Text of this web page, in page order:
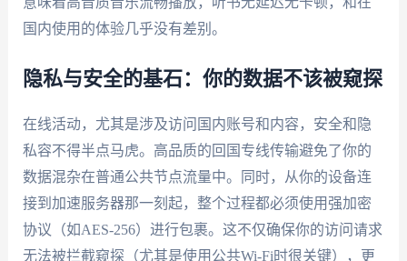
国内使用的体验几乎没有差别。
隐私与安全的基石：你的数据不该被窥探
在线活动，尤其是涉及访问国内账号和内容，安全和隐
私容不得半点马虎。高品质的回国专线传输避免了你的
数据混杂在普通公共节点流量中。同时，从你的设备连
接到加速服务器那一刻起，整个过程都必须使用强加密
协议（如AES-256）进行包裹。这不仅确保你的访问请求
无法被拦截窥探（尤其是使用公共Wi-Fi时很关键），更